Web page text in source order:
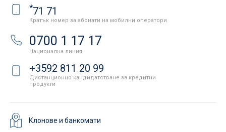
*71 71
Кратък номер за абонати на мобилни оператори
0700 1 17 17
Национална линия
+3592 811 20 99
Дистанционно кандидатстване за кредитни
продукти
Клонове и банкомати